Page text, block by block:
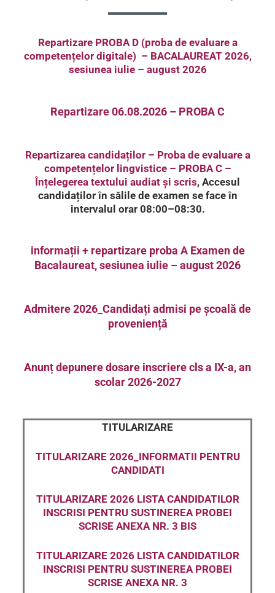
Repartizare PROBA D (proba de evaluare a
competențelor digitale) – BACALAUREAT 2026,
sesiunea iulie – august 2026
Repartizare 06.08.2026 – PROBA C
Repartizarea candidaților – Proba de evaluare a
competențelor lingvistice – PROBA C –
Înțelegerea textului audiat și scris, Accesul
candidaților în sălile de examen se face în
intervalul orar 08:00–08:30.
informații + repartizare proba A Examen de
Bacalaureat, sesiunea iulie – august 2026
Admitere 2026_Candidați admisi pe școală de
proveniență
Anunț depunere dosare inscriere cls a IX-a, an
scolar 2026-2027
TITULARIZARE
TITULARIZARE 2026_INFORMATII PENTRU
CANDIDATI
TITULARIZARE 2026 LISTA CANDIDATILOR
INSCRISI PENTRU SUSTINEREA PROBEI
SCRISE ANEXA NR. 3 BIS
TITULARIZARE 2026 LISTA CANDIDATILOR
INSCRISI PENTRU SUSTINEREA PROBEI
SCRISE ANEXA NR. 3